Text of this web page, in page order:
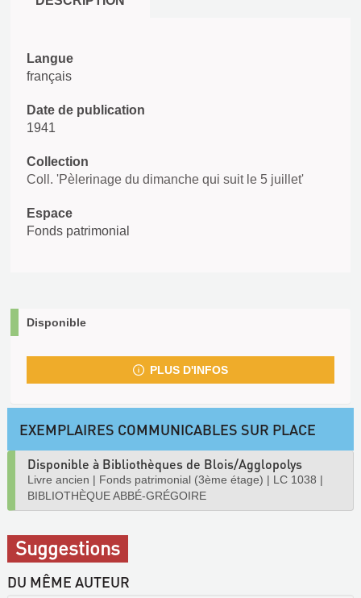
Langue
français
Date de publication
1941
Collection
Coll. 'Pèlerinage du dimanche qui suit le 5 juillet'
Espace
Fonds patrimonial
Disponible
PLUS D'INFOS
EXEMPLAIRES COMMUNICABLES SUR PLACE
Disponible à Bibliothèques de Blois/Agglopolys
Livre ancien | Fonds patrimonial (3ème étage) | LC 1038 |
BIBLIOTHÈQUE ABBÉ-GRÉGOIRE
Suggestions
DU MÊME AUTEUR